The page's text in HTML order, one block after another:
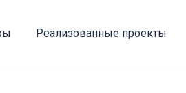
Реализованные проекты